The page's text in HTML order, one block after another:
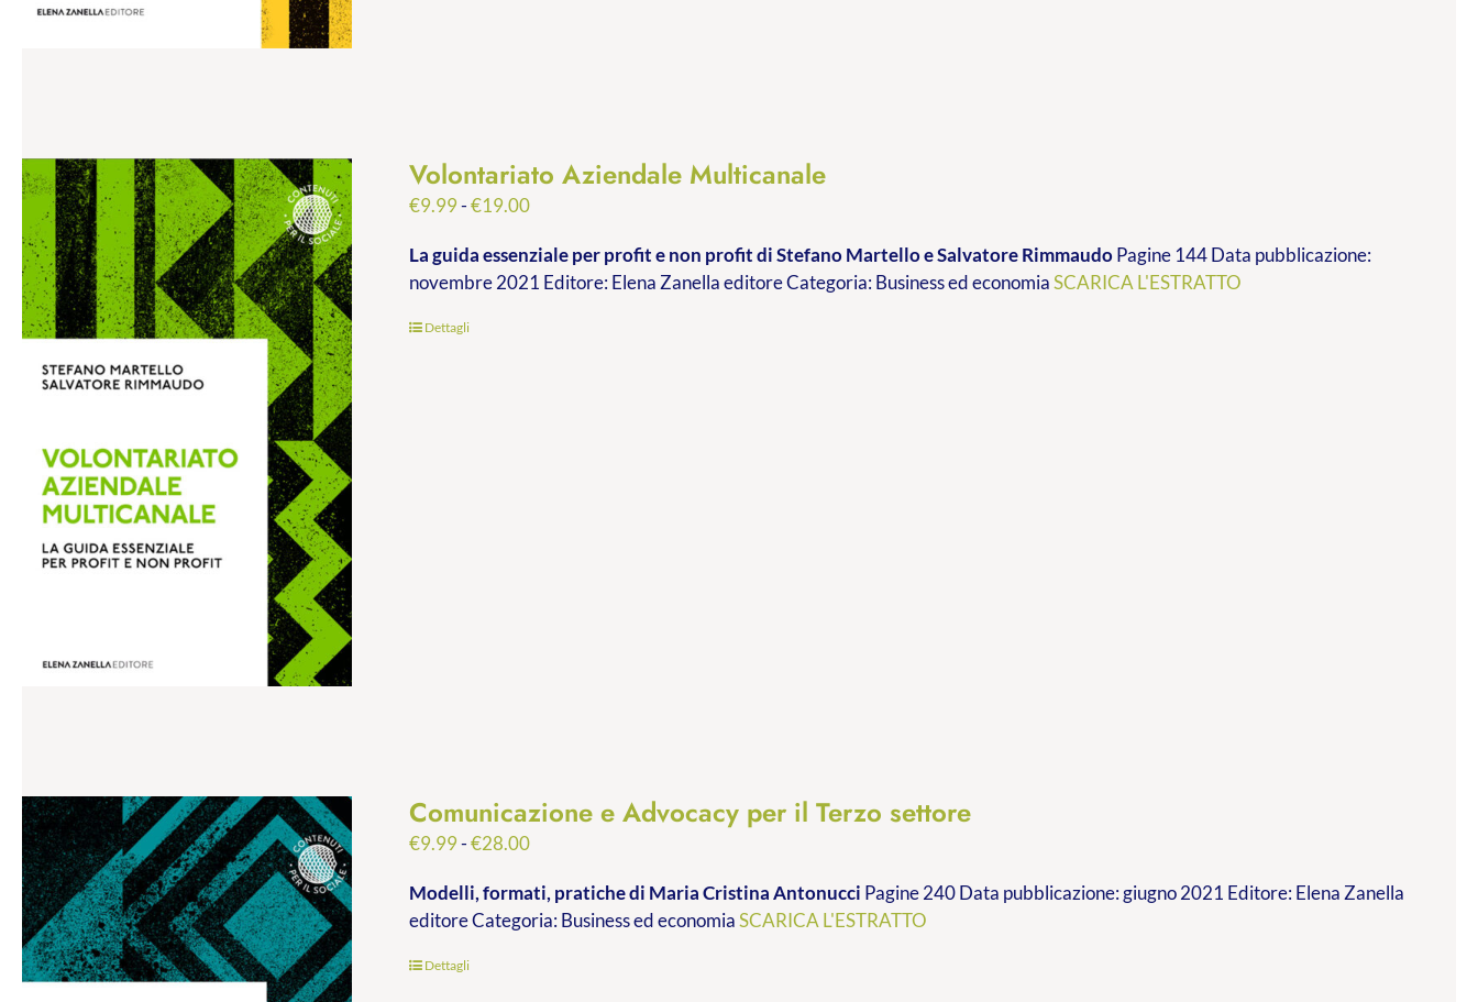
Volontariato Aziendale Multicanale
€9.99-€19.00Fascia
prezzo:
da
La guida essenziale per profit e non profitdi Stefano Martello e Salvatore RimmaudoPagine 144 Data pubblicazione:
novembre 2021 Editore: Elena Zanella editore Categoria: Business ed economiaSCARICA L'ESTRATTO
Dettagli
Comunicazione e Advocacy per il Terzo settore
€9.99-€28.00Fascia
prezzo:
da
Modelli, formati, pratichedi Maria Cristina Antonucci Pagine 240 Data pubblicazione: giugno 2021 Editore: Elena Zanella
editore Categoria: Business ed economiaSCARICA L'ESTRATTO
Dettagli